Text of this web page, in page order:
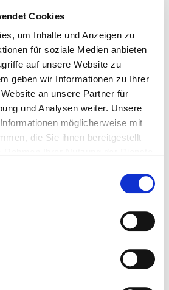
Cookies
um Inhalte und Anzeigen zu
für soziale Medien anbieten
auf unsere Website zu
geben wir Informationen zu Ihrer
an unsere Partner für
und Analysen weiter. Unsere
möglicherweise mit
die Sie ihnen bereitgestellt
– Kein Kunststoff –
Isolierung – Keine
gegen Schwitzwasser